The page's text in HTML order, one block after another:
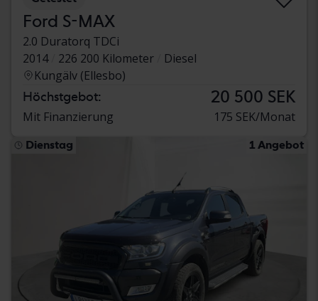
Ford S-MAX
2.0 Duratorq TDCi
2014
226 200 Kilometer
Diesel
Kungälv (Ellesbo)
Höchstgebot: 20 500 SEK
Mit Finanzierung 175 SEK/Monat
Dienstag 1 Angebot